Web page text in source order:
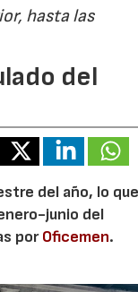
hasta las
del
del año, lo que
junio del
porOficemen.